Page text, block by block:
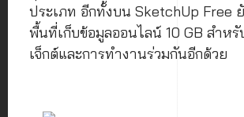
ประเภท อีกทั้งบน SketchUp Free
พื้นที่เก็บข้อมูลออนไลน์ 10 GB สำหรั
เจ็กต์และการทำงานร่วมกันอีกด้วย